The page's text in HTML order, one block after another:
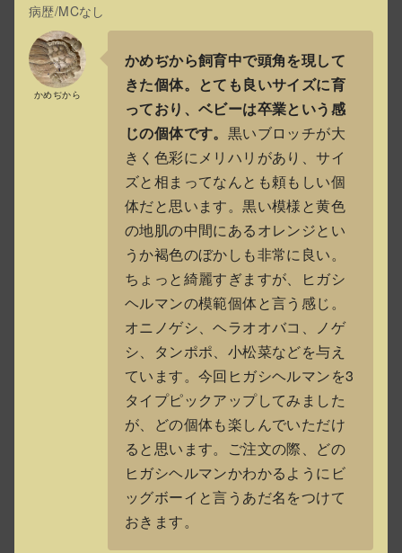
病歴/MCなし
かめぢから
かめぢから飼育中で頭角を現して
きた個体。とても良いサイズに育
っており、ベビーは卒業という感
じの個体です。 黒いブロッチが大
きく色彩にメリハリがあり、サイ
ズと相まってなんとも頼もしい個
体だと思います。黒い模様と黄色
の地肌の中間にあるオレンジとい
うか褐色のぼかしも非常に良い。
ちょっと綺麗すぎますが、ヒガシ
ヘルマンの模範個体と言う感じ。
オニノゲシ、ヘラオオバコ、ノゲ
シ、タンポポ、小松菜などを与え
ています。今回ヒガシヘルマンを3
タイプピックアップしてみました
が、どの個体も楽しんでいただけ
ると思います。ご注文の際、どの
ヒガシヘルマンかわかるようにビ
ッグボーイと言うあだ名をつけて
おきます。